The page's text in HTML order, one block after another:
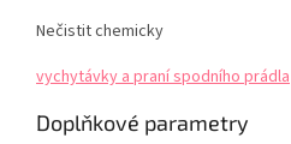
Nečistit chemicky
vychytávky a praní spodního prádla
Doplňkové parametry